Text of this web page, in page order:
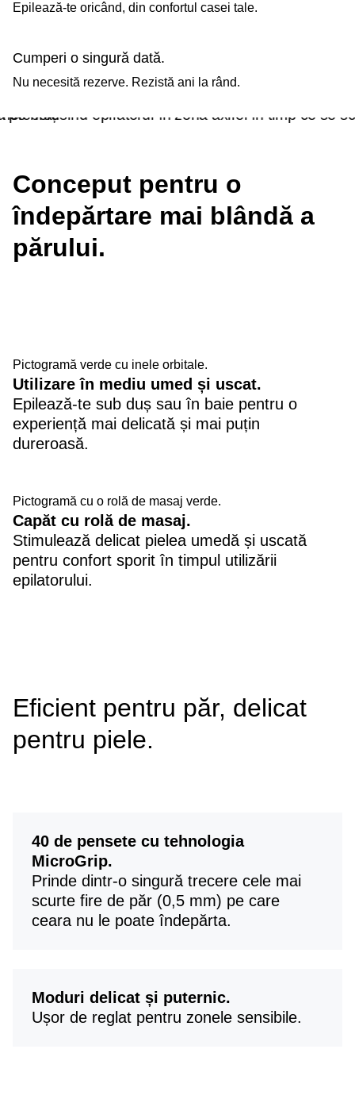
Epilează-te oricând, din confortul casei tale.
Cumperi o singură dată.
Nu necesită rezerve. Rezistă ani la rând.
Conceput pentru o
îndepărtare mai blândă a
părului.
Pictogramă verde cu inele orbitale.
Utilizare în mediu umed și uscat.
Epilează-te sub duș sau în baie pentru o
experiență mai delicată și mai puțin
dureroasă.
Pictogramă cu o rolă de masaj verde.
Capăt cu rolă de masaj.
Stimulează delicat pielea umedă și uscată
pentru confort sporit în timpul utilizării
epilatorului.
Eficient pentru păr, delicat
pentru piele.
40 de pensete cu tehnologia
MicroGrip.
Prinde dintr-o singură trecere cele mai
scurte fire de păr (0,5 mm) pe care
ceara nu le poate îndepărta.
Moduri delicat și puternic.
Ușor de reglat pentru zonele sensibile.